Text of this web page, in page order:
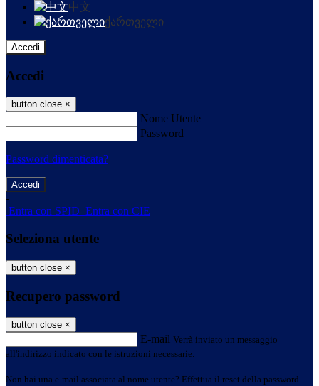
中文
ქართველი
Accedi
Accedi
button close ×
Nome Utente
Password
Password dimenticata?
-
Entra con SPID Entra con CIE
Seleziona utente
button close ×
Recupero password
button close ×
E-mail Verrà inviato un messaggio
all'indirizzo indicato con le istruzioni necessarie.
Non hai una e-mail associata al nome utente? Effettua il reset della password